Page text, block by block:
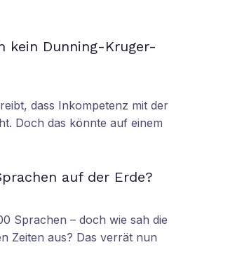
kein Dunning-Kruger-
dass Inkompetenz mit der
Doch das könnte auf einem
auf der Erde?
Sprachen – doch wie sah die
Zeiten aus? Das verrät nun